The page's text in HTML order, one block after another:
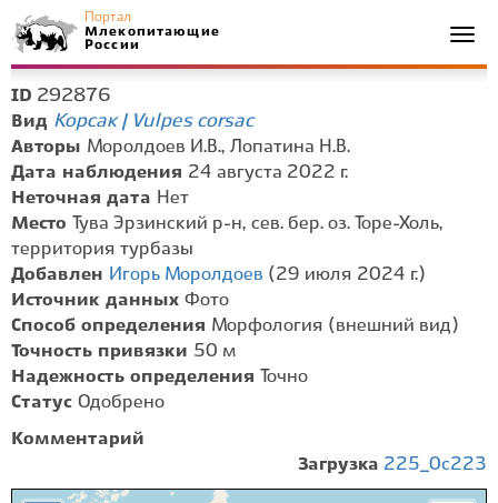
Портал
Млекопитающие
России
ID 292876
Вид Корсак | Vulpes corsac
Авторы Моролдоев И.В., Лопатина Н.В.
Дата наблюдения 24 августа 2022 г.
Неточная дата Нет
Место
Тува Эрзинский р-н, сев. бер. оз. Торе-Холь,
территория турбазы
Добавлен Игорь Моролдоев (29 июля 2024 г.)
Источник данных Фото
Способ определения Морфология (внешний вид)
Точность привязки 50 м
Надежность определения
Точно
Статус Одобрено
Комментарий
Загрузка 225_0c223